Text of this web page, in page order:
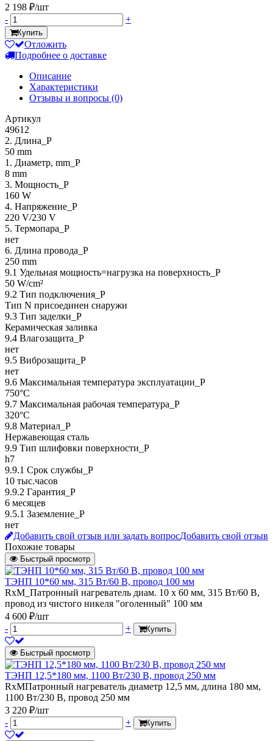
2 198 ₽/шт
-
+
Купить
Отложить
Подробнее о доставке
Описание
Характеристики
Отзывы и вопросы (0)
Артикул
49612
2. Длина_P
50 mm
1. Диаметр, mm_P
8 mm
3. Мощность_P
160 W
4. Напряжение_P
220 V/230 V
5. Термопара_P
нет
6. Длина провода_P
250 mm
9.1 Удельная мощность=нагрузка на поверхность_P
50 W/cm²
9.2 Тип подключения_P
Тип N присоединен снаружи
9.3 Тип заделки_Р
Керамическая заливка
9.4 Влагозащита_Р
нет
9.5 Виброзащита_Р
нет
9.6 Максимальная температура эксплуатации_Р
750°C
9.7 Максимальная рабочая температура_Р
320°C
9.8 Материал_Р
Нержавеющая сталь
9.9 Тип шлифовки поверхности_Р
h7
9.9.1 Срок службы_Р
10 тыс.часов
9.9.2 Гарантия_Р
6 месяцев
9.5.1 Заземление_P
нет
Добавить свой отзыв или задать вопросДобавить свой отзыв
Похожие товары
Быстрый просмотр
ТЭНП 10*60 мм, 315 Вт/60 В, провод 100 мм
RxM_Патронный нагреватель диам. 10 х 60 мм, 315 Вт/60 В,
провод из чистого никеля "оголенный" 100 мм
4 600 ₽/шт
-
+ Купить
Быстрый просмотр
ТЭНП 12,5*180 мм, 1100 Вт/230 В, провод 250 мм
RxMПатронный нагреватель диаметр 12,5 мм, длина 180 мм,
1100 Вт/230 В, провод 250 мм
3 220 ₽/шт
-
+ Купить